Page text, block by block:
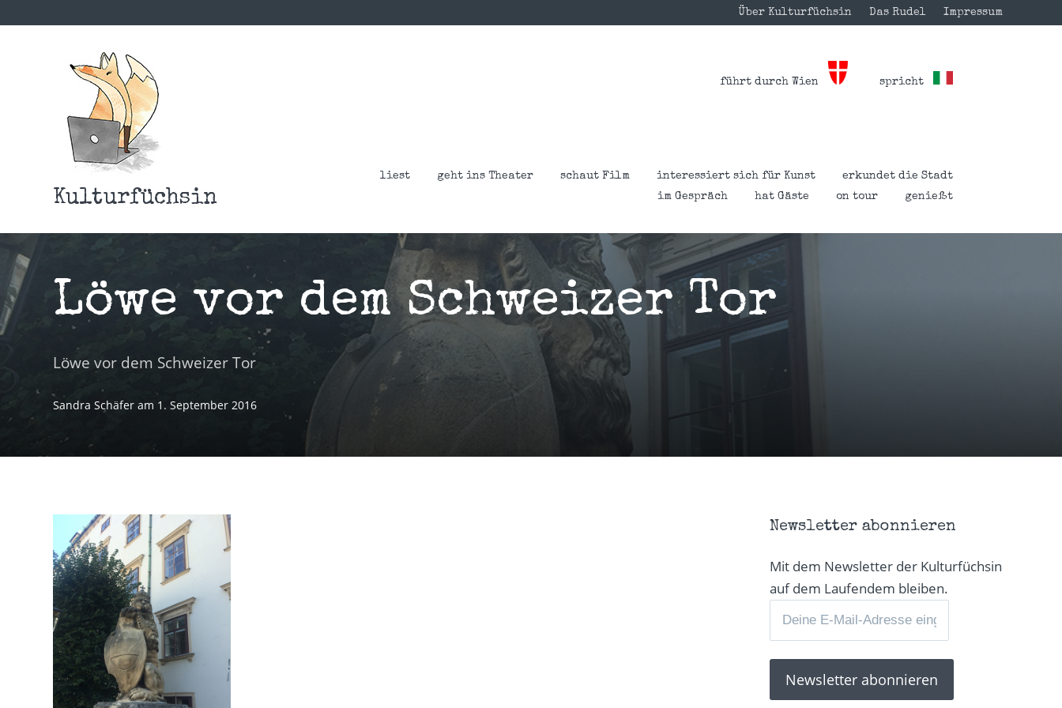
Über Kulturfüchsin Das Rudel Impressum
Kulturfüchsin
führt durch Wien spricht
liest geht ins Theater schaut Film interessiert sich für Kunst
erkundet die Stadt
im Gespräch
hat Gäste on tour genießt
Löwe vor dem Schweizer Tor
Löwe vor dem Schweizer Tor
Sandra Schäferam 1. September 2016
Newsletter abonnieren
Mit dem Newsletter der Kulturfüchsin
auf dem Laufendem bleiben.